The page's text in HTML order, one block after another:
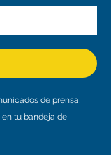
de prensa,
tu bandeja de